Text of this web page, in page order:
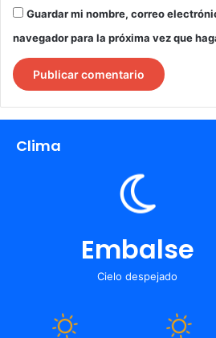
Guardar mi nombre, correo
navegador para la próxima vez que
Clima
Embalse
Cielo despejado